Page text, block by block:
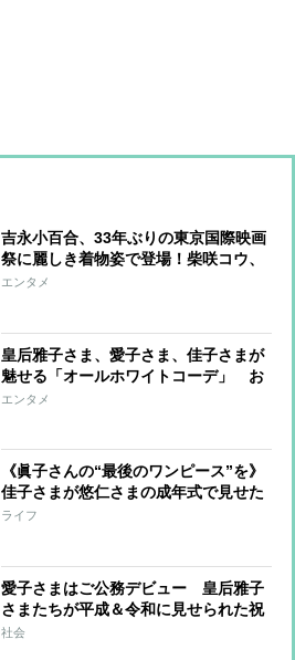
吉永小百合、33年ぶりの東京国際映画
祭に麗しき着物姿で登場！柴咲コウ、
満島ひかり、川口春奈らはハートポー
エンタメ
皇后雅子さま、愛子さま、佳子さまが
魅せる「オールホワイトコーデ」 お
しゃれに着こなすコツに注目
エンタメ
《眞子さんの“最後のワンピース”を》
佳子さまが悠仁さまの成年式で見せた
「お姉さまとともに」の思い
ライフ
愛子さまはご公務デビュー 皇后雅子
さまたちが平成＆令和に見せられた祝
賀のドレス姿
社会